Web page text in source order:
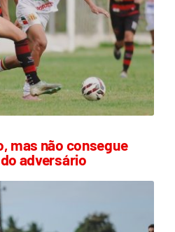
mas não consegue
adversário